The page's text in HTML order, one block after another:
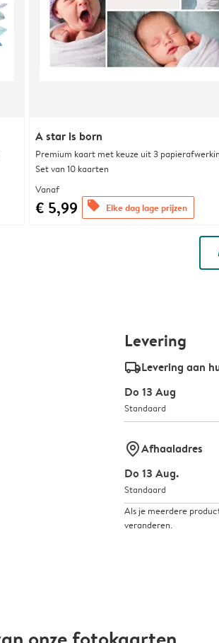
A star is born
Premium kaart met keuze uit 3
Set van 10 kaarten
Vanaf
€ 5,99 offers Elke dag lage prijzen
Levering
delivery_standard_v2Levering aan
Do 13 Aug
Standaard
marker-pinAfhaaladres
Do 13 Aug.
Standaard
Als je meerdere
veranderen.